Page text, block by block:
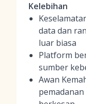
Kelebihan
data dan
luar biasa
Platform
sumber
Awan